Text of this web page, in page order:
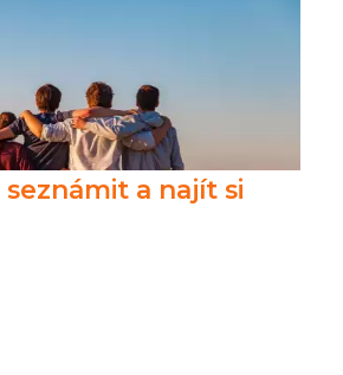
seznámit a najít si